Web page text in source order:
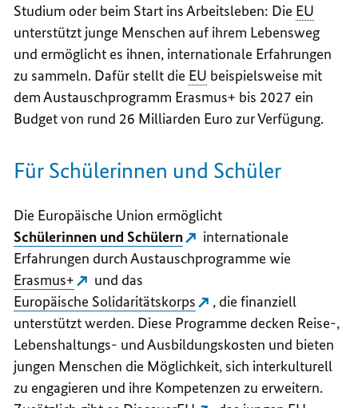
Studium oder beim Start ins Arbeitsleben: Die EU
unterstützt junge Menschen auf ihrem Lebensweg
und ermöglicht es ihnen, internationale Erfahrungen
zu sammeln. Dafür stellt die EU beispielsweise mit
dem Austauschprogramm Erasmus+ bis 2027 ein
Budget von rund 26 Milliarden Euro zur Verfügung.
Für Schülerinnen und Schüler
Die Europäische Union ermöglicht
Schülerinnen und Schülern
internationale
Erfahrungen durch Austauschprogramme wie
Erasmus+
und das
Europäische Solidaritätskorps
, die finanziell
unterstützt werden. Diese Programme decken Reise-,
Lebenshaltungs- und Ausbildungskosten und bieten
jungen Menschen die Möglichkeit, sich interkulturell
zu engagieren und ihre Kompetenzen zu erweitern.